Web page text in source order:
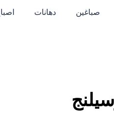
صباغين دهانات